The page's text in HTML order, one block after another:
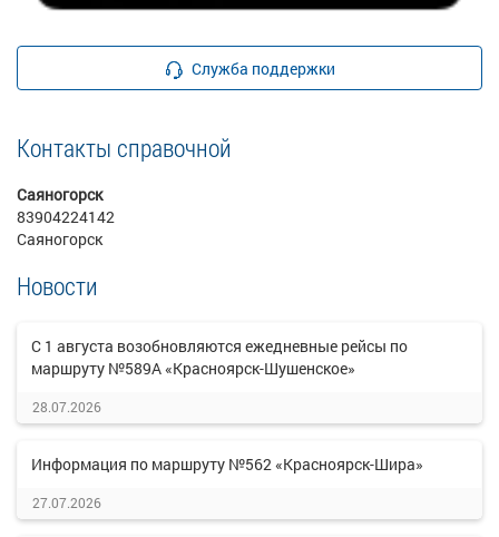
Служба поддержки
Контакты справочной
Саяногорск
83904224142
Саяногорск
Новости
С 1 августа возобновляются ежедневные рейсы по
маршруту №589А «Красноярск-Шушенское»
28.07.2026
Информация по маршруту №562 «Красноярск-Шира»
27.07.2026